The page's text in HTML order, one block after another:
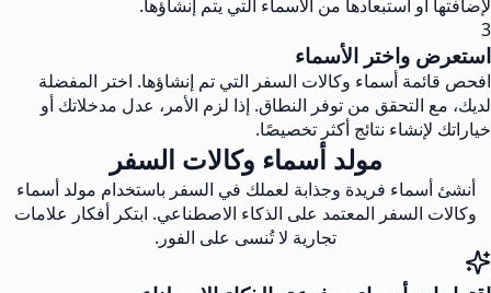
لإضافتها أو استبعادها من الأسماء التي يتم إنشاؤها.
3
استعرض واختر الأسماء
افحص قائمة أسماء وكالات السفر التي تم إنشاؤها. اختر المفضلة
لديك، مع التحقق من توفر النطاق. إذا لزم الأمر، عدل مدخلاتك أو
خياراتك لإنشاء نتائج أكثر تخصيصًا.
مولد أسماء وكالات السفر
أنشئ أسماء فريدة وجذابة لعملك في السفر باستخدام مولد أسماء
وكالات السفر المعتمد على الذكاء الاصطناعي. ابتكر أفكار علامات
تجارية لا تُنسى على الفور.